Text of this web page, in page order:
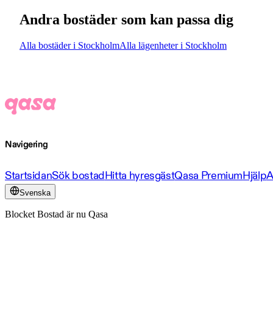
Andra bostäder som kan passa dig
Alla bostäder i StockholmAlla lägenheter i Stockholm
Navigering
StartsidanSök bostadHitta hyresgästQasa PremiumHjälp
Svenska
Blocket Bostad är nu Qasa